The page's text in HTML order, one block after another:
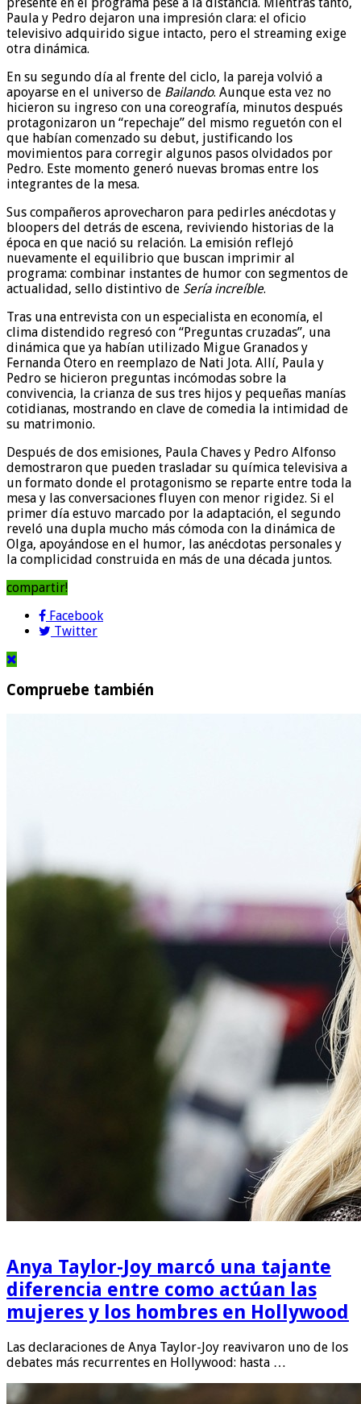
Paula y Pedro dejaron una impresión clara: el oficio
televisivo adquirido sigue intacto, pero el streaming exige
otra dinámica.
En su segundo día al frente del ciclo, la pareja volvió a
apoyarse en el universo de Bailando. Aunque esta vez no
hicieron su ingreso con una coreografía, minutos después
protagonizaron un “repechaje” del mismo reguetón con el
que habían comenzado su debut, justificando los
movimientos para corregir algunos pasos olvidados por
Pedro. Este momento generó nuevas bromas entre los
integrantes de la mesa.
Sus compañeros aprovecharon para pedirles anécdotas y
bloopers del detrás de escena, reviviendo historias de la
época en que nació su relación. La emisión reflejó
nuevamente el equilibrio que buscan imprimir al
programa: combinar instantes de humor con segmentos de
actualidad, sello distintivo de Sería increíble.
Tras una entrevista con un especialista en economía, el
clima distendido regresó con “Preguntas cruzadas”, una
dinámica que ya habían utilizado Migue Granados y
Fernanda Otero en reemplazo de Nati Jota. Allí, Paula y
Pedro se hicieron preguntas incómodas sobre la
convivencia, la crianza de sus tres hijos y pequeñas manías
cotidianas, mostrando en clave de comedia la intimidad de
su matrimonio.
Después de dos emisiones, Paula Chaves y Pedro Alfonso
demostraron que pueden trasladar su química televisiva a
un formato donde el protagonismo se reparte entre toda la
mesa y las conversaciones fluyen con menor rigidez. Si el
primer día estuvo marcado por la adaptación, el segundo
reveló una dupla mucho más cómoda con la dinámica de
Olga, apoyándose en el humor, las anécdotas personales y
la complicidad construida en más de una década juntos.
compartir!
Facebook
Twitter
Compruebe también
Anya Taylor-Joy marcó una tajante
diferencia entre como actúan las
mujeres y los hombres en Hollywood
Las declaraciones de Anya Taylor-Joy reavivaron uno de los
debates más recurrentes en Hollywood: hasta …